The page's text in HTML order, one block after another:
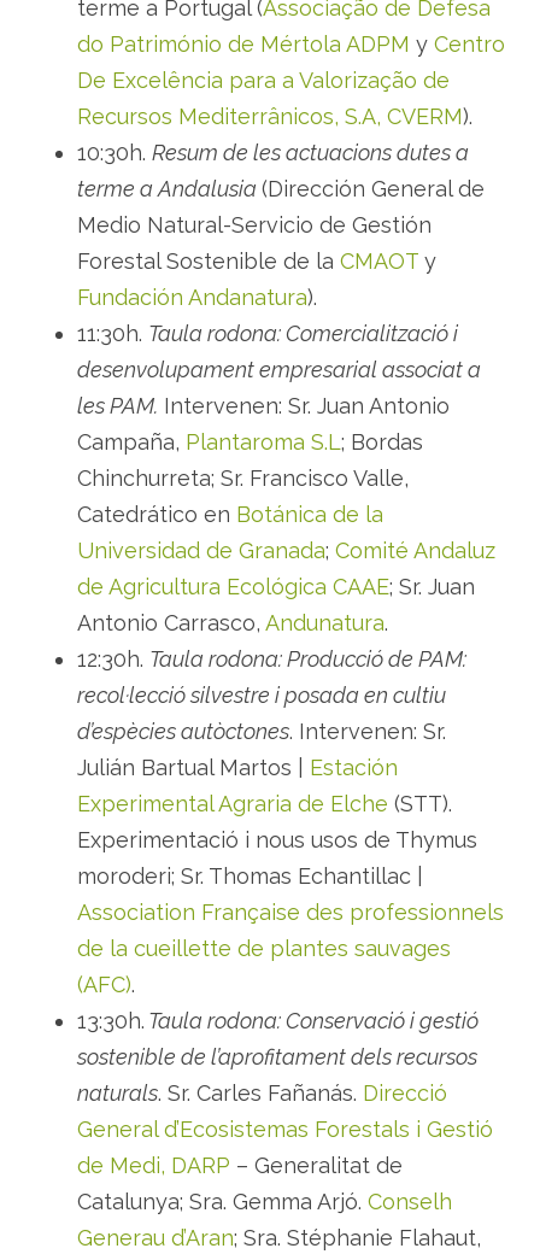
terme a Portugal (Associação de Defesa
do Património de Mértola ADPM y Centro
De Excelência para a Valorização de
Recursos Mediterrânicos, S.A, CVERM).
10:30h. Resum de les actuacions dutes a
terme a Andalusia (Dirección General de
Medio Natural-Servicio de Gestión
Forestal Sostenible de la CMAOT y
Fundación Andanatura).
11:30h. Taula rodona: Comercialització i
desenvolupament empresarial associat a
les PAM. Intervenen: Sr. Juan Antonio
Campaña, Plantaroma S.L; Bordas
Chinchurreta; Sr. Francisco Valle,
Catedrático en Botánica de la
Universidad de Granada; Comité Andaluz
de Agricultura Ecológica CAAE; Sr. Juan
Antonio Carrasco, Andunatura.
12:30h. Taula rodona: Producció de PAM:
recol·lecció silvestre i posada en cultiu
d’espècies autòctones. Intervenen: Sr.
Julián Bartual Martos | Estación
Experimental Agraria de Elche (STT).
Experimentació i nous usos de Thymus
moroderi; Sr. Thomas Echantillac |
Association Française des professionnels
de la cueillette de plantes sauvages
(AFC).
13:30h. Taula rodona: Conservació i gestió
sostenible de l’aprofitament dels recursos
naturals. Sr. Carles Fañanás. Direcció
General d’Ecosistemas Forestals i Gestió
de Medi, DARP – Generalitat de
Catalunya; Sra. Gemma Arjó. Conselh
Generau d’Aran; Sra. Stéphanie Flahaut,